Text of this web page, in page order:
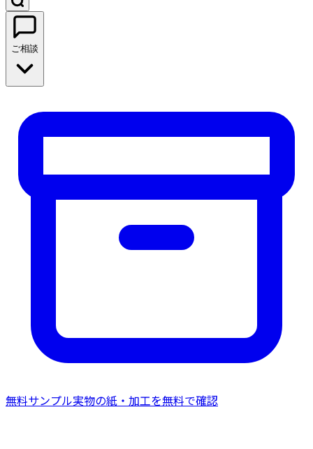
ご相談
無料サンプル実物の紙・加工を無料で確認